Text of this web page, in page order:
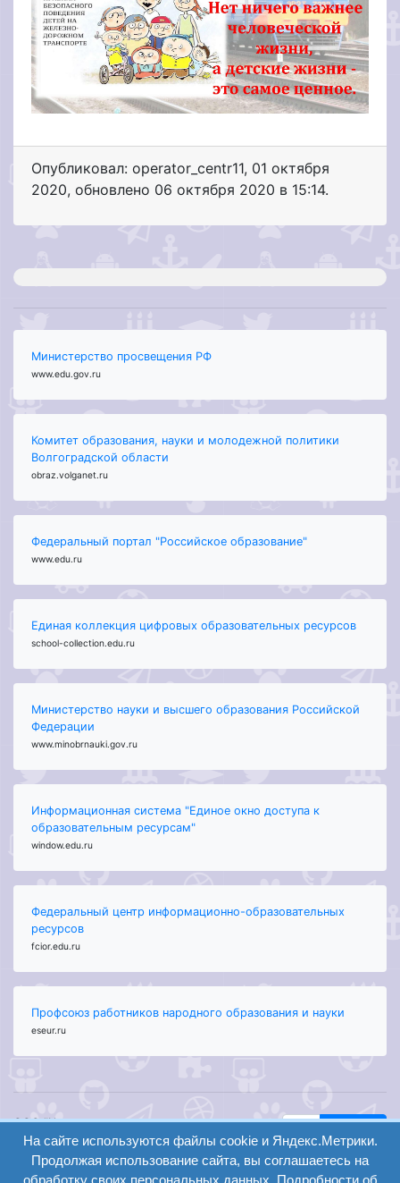
Опубликовал: operator_centr11, 01 октября
2020, обновлено 06 октября 2020 в 15:14.
Министерство просвещения РФ
www.edu.gov.ru
Комитет образования, науки и молодежной политики
Волгоградской области
obraz.volganet.ru
Федеральный портал "Российское образование"
www.edu.ru
Единая коллекция цифровых образовательных ресурсов
school-collection.edu.ru
Министерство науки и высшего образования Российской
Федерации
www.minobrnauki.gov.ru
Информационная система "Единое окно доступа к
образовательным ресурсам"
window.edu.ru
Федеральный центр информационно-образовательных
ресурсов
fcior.edu.ru
Профсоюз работников народного образования и науки
eseur.ru
ООО "Центр
образования и
консалтинга"
Волгоград 2008-
вход
Найти
Версия
На сайте используются файлы cookie и Яндекс.Метрики.
Продолжая использование сайта, вы соглашаетесь на
обработку своих персональных данных. Подробности об